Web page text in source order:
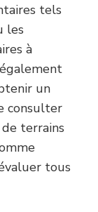
tels
les
à
un
consulter
terrains
tous